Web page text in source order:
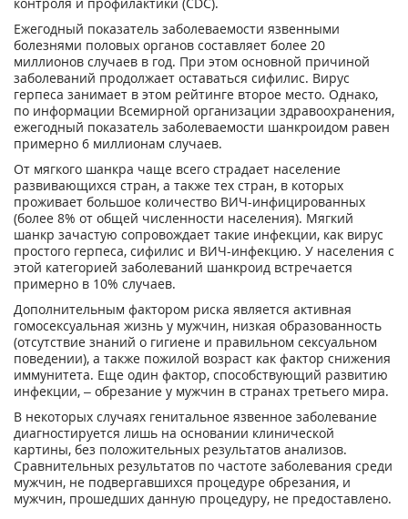
Ежегодный показатель заболеваемости язвенными
болезнями половых органов составляет более 20
миллионов случаев в год. При этом основной причиной
заболеваний продолжает оставаться сифилис. Вирус
герпеса занимает в этом рейтинге второе место. Однако,
по информации Всемирной организации здравоохранения,
ежегодный показатель заболеваемости шанкроидом равен
примерно 6 миллионам случаев.
От мягкого шанкра чаще всего страдает население
развивающихся стран, а также тех стран, в которых
проживает большое количество ВИЧ-инфицированных
(более 8% от общей численности населения). Мягкий
шанкр зачастую сопровождает такие инфекции, как вирус
простого герпеса, сифилис и ВИЧ-инфекцию. У населения с
этой категорией заболеваний шанкроид встречается
примерно в 10% случаев.
Дополнительным фактором риска является активная
гомосексуальная жизнь у мужчин, низкая образованность
(отсутствие знаний о гигиене и правильном сексуальном
поведении), а также пожилой возраст как фактор снижения
иммунитета. Еще один фактор, способствующий развитию
инфекции, – обрезание у мужчин в странах третьего мира.
В некоторых случаях генитальное язвенное заболевание
диагностируется лишь на основании клинической
картины, без положительных результатов анализов.
Сравнительных результатов по частоте заболевания среди
мужчин, не подвергавшихся процедуре обрезания, и
мужчин, прошедших данную процедуру, не предоставлено.